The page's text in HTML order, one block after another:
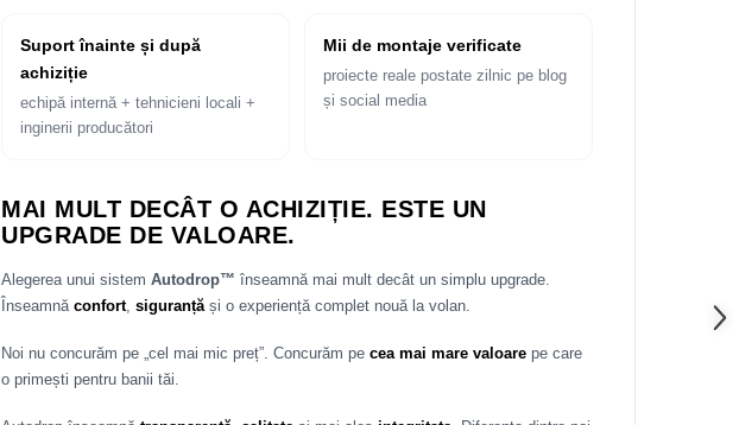
Suport înainte și după
achiziție
echipă internă + tehnicieni locali +
inginerii producători
Mii de montaje verificate
proiecte reale postate zilnic pe blog
și social media
MAI MULT DECÂT O ACHIZIȚIE. ESTE UN
UPGRADE DE VALOARE.
Alegerea unui sistem Autodrop™ înseamnă mai mult decât un simplu upgrade.
Înseamnă confort, siguranțăși o experiență complet nouă la volan.
Noi nu concurăm pe „cel mai mic preț”. Concurăm pe cea mai mare valoare pe care
o primești pentru banii tăi.